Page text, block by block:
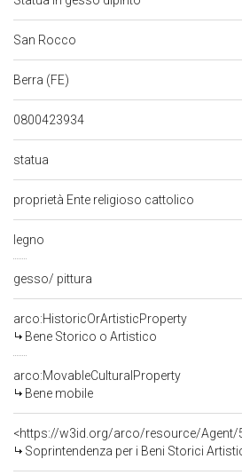
San Rocco
Berra (FE)
0800423934
statua
proprietà Ente religioso cattolico
legno
gesso/ pittura
arco:HistoricOrArtisticProperty
Bene Storico o Artistico
arco:MovableCulturalProperty
Bene mobile
<https://w3id.org/arco/resource/Agent/
Soprintendenza per i Beni Storici